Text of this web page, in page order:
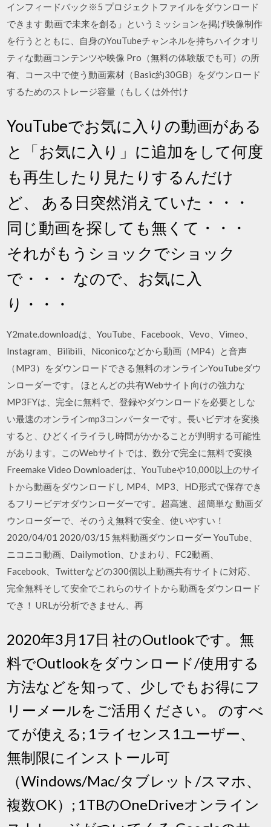
インフィードバック※5 プロジェクトファイルをダウンロード
できます 動画で未来を創る」というミッションを掲げ映像制作
を行うとともに、自身のYouTubeチャンネルを持ちハイクオリ
ティな動画コンテンツや映像 Pro（無料の体験版でも可）の所
有、コース中で使う動画素材（Basic約30GB）をダウンロード
するためのストレージ容量（もしくは外付け
YouTubeでお気に入りの動画がある
と「お気に入り」に追加をして何度
も再生したり見たりするんだけ
ど、 ある日突然消えていた・・・
同じ動画を探しても無くて・・・
それがもうショックでショック
で・・・ なので、お気に入
り・・・
Y2mate.downloadは、YouTube、Facebook、Vevo、Vimeo、
Instagram、Bilibili、Niconicoなどから動画（MP4）と音声
（MP3）をダウンロードできる無料のオンラインYouTubeダウ
ンローダーです。 ほとんどの共有Webサイト向けの強力な
MP3FYは、完全に無料で、登録やダウンロードを必要としな
い最速のオンラインmp3コンバーターです。長いビデオを変換
すると、ひどくイライラし時間がかかることが判明する可能性
があります。このWebサイトでは、数分で完全に無料で変換
Freemake Video Downloaderは、YouTubeや10,000以上のサイ
トから動画をダウンロードし MP4、MP3、HD形式で保存でき
るフリービデオダウンローダーです。超高速、超簡単な 動画ダ
ウンローダーで、そのうえ無料で安全、使いやすい！
2020/04/01 2020/03/15 無料動画ダウンローダー YouTube、
ニコニコ動画、Dailymotion、ひまわり、FC2動画、
Facebook、Twitterなどの300個以上動画共有サイトに対応、
完全無料そして安全でこれらのサイトから動画をダウンロード
でき！ URLが分析できません、再
2020年3月17日 社のOutlookです。無
料でOutlookをダウンロード/使用する
方法などを知って、少しでもお得にフ
リーメールをご活用ください。 のすべ
てが使える; 1ライセンス1ユーザー、
無制限にインストール可
（Windows/Mac/タブレット/スマホ、
複数OK）; 1TBのOneDriveオンライン